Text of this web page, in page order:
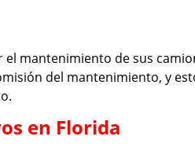
mantenimiento de sus
del mantenimiento, y
en Florida